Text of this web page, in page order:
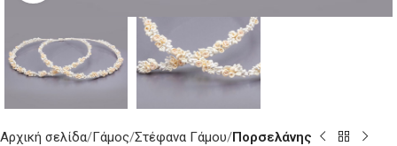
Αρχική σελίδα Γάμος Στέφανα Γάμου Πορσελάνης